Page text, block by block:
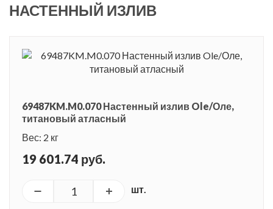
НАСТЕННЫЙ ИЗЛИВ
69487KM.M0.070 Настенный излив Ole/Оле,
титановый атласный
Вес: 2 кг
19 601.74 руб.
шт.